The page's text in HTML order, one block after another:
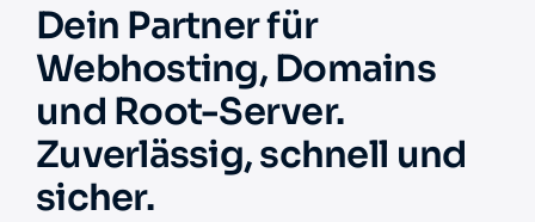
Dein Partner für
Webhosting, Domains
und Root-Server.
Zuverlässig, schnell und
sicher.